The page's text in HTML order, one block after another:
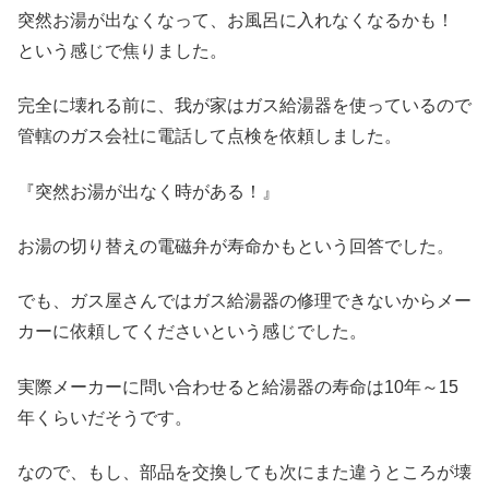
突然お湯が出なくなって、お風呂に入れなくなるかも！
という感じで焦りました。
完全に壊れる前に、我が家はガス給湯器を使っているので
管轄のガス会社に電話して点検を依頼しました。
『突然お湯が出なく時がある！』
お湯の切り替えの電磁弁が寿命かもという回答でした。
でも、ガス屋さんではガス給湯器の修理できないからメー
カーに依頼してくださいという感じでした。
実際メーカーに問い合わせると給湯器の寿命は10年～15
年くらいだそうです。
なので、もし、部品を交換しても次にまた違うところが壊